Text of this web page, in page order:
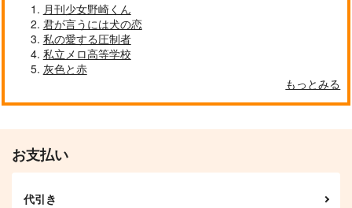
787
787
月刊少女野崎くん
君が言うには犬の恋
私の愛する圧制者
私立メロ高等学校
灰色と赤
もっとみる
お支払い
代引き